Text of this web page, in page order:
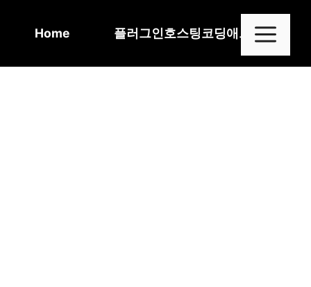
Home 플러그인호스팅코딩애드센스